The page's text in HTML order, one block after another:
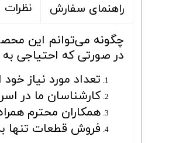
راهنمای سفارش نظرات
چگونه می‌توانم این
در صورتی که احتیاجی به
تعداد مورد نیاز
کارشناسان ما در
همکاران محترم
فروش قطعات تنها